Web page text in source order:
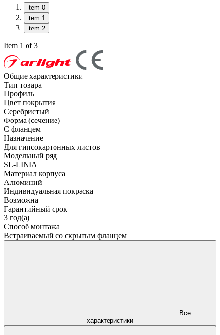
item 0
item 1
item 2
Item 1 of 3
Общие характеристики
Тип товара
Профиль
Цвет покрытия
Серебристый
Форма (сечение)
С фланцем
Назначение
Для гипсокартонных листов
Модельный ряд
SL-LINIA
Материал корпуса
Алюминий
Индивидуальная покраска
Возможна
Гарантийный срок
3 год(а)
Способ монтажа
Встраиваемый со скрытым фланцем
характеристики